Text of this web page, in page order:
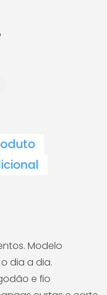
Modelo
dia a dia.
e fio